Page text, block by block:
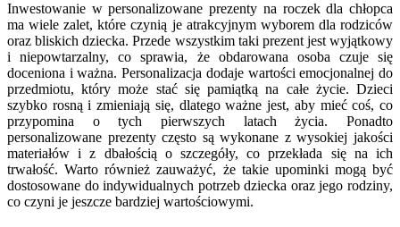
Inwestowanie w personalizowane prezenty na roczek dla chłopca
ma wiele zalet, które czynią je atrakcyjnym wyborem dla rodziców
oraz bliskich dziecka. Przede wszystkim taki prezent jest wyjątkowy
i niepowtarzalny, co sprawia, że obdarowana osoba czuje się
doceniona i ważna. Personalizacja dodaje wartości emocjonalnej do
przedmiotu, który może stać się pamiątką na całe życie. Dzieci
szybko rosną i zmieniają się, dlatego ważne jest, aby mieć coś, co
przypomina o tych pierwszych latach życia. Ponadto
personalizowane prezenty często są wykonane z wysokiej jakości
materiałów i z dbałością o szczegóły, co przekłada się na ich
trwałość. Warto również zauważyć, że takie upominki mogą być
dostosowane do indywidualnych potrzeb dziecka oraz jego rodziny,
co czyni je jeszcze bardziej wartościowymi.